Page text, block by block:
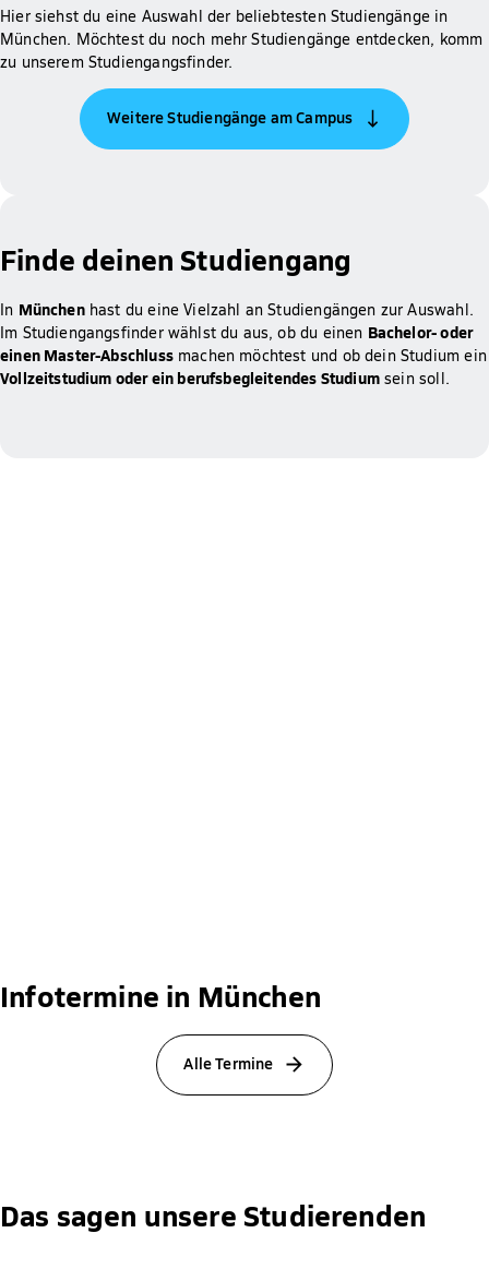
Hier siehst du eine Auswahl der beliebtesten Studiengänge in
München. Möchtest du noch mehr Studiengänge entdecken, komm
zu unserem Studiengangsfinder.
Weitere Studiengänge am Campus
Finde deinen Studiengang
In Münchenhast du eine Vielzahl an Studiengängen zur Auswahl.
Im Studiengangsfinder wählst du aus, ob du einen Bachelor- oder
einen Master-Abschlussmachen möchtest und ob dein Studium ein
Vollzeitstudium oder ein berufsbegleitendes Studiumsein soll.
Infotermine in München
Alle Termine
Das sagen unsere Studierenden